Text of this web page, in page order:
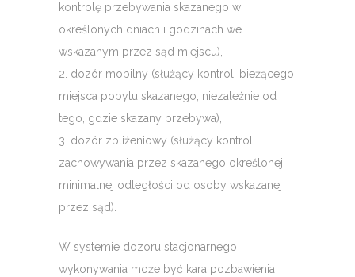
kontrolę przebywania skazanego w
określonych dniach i godzinach we
wskazanym przez sąd miejscu),
2. dozór mobilny (służący kontroli bieżącego
miejsca pobytu skazanego, niezależnie od
tego, gdzie skazany przebywa),
3. dozór zbliżeniowy (służący kontroli
zachowywania przez skazanego określonej
minimalnej odległości od osoby wskazanej
przez sąd).
W systemie dozoru stacjonarnego
wykonywania może być kara pozbawienia